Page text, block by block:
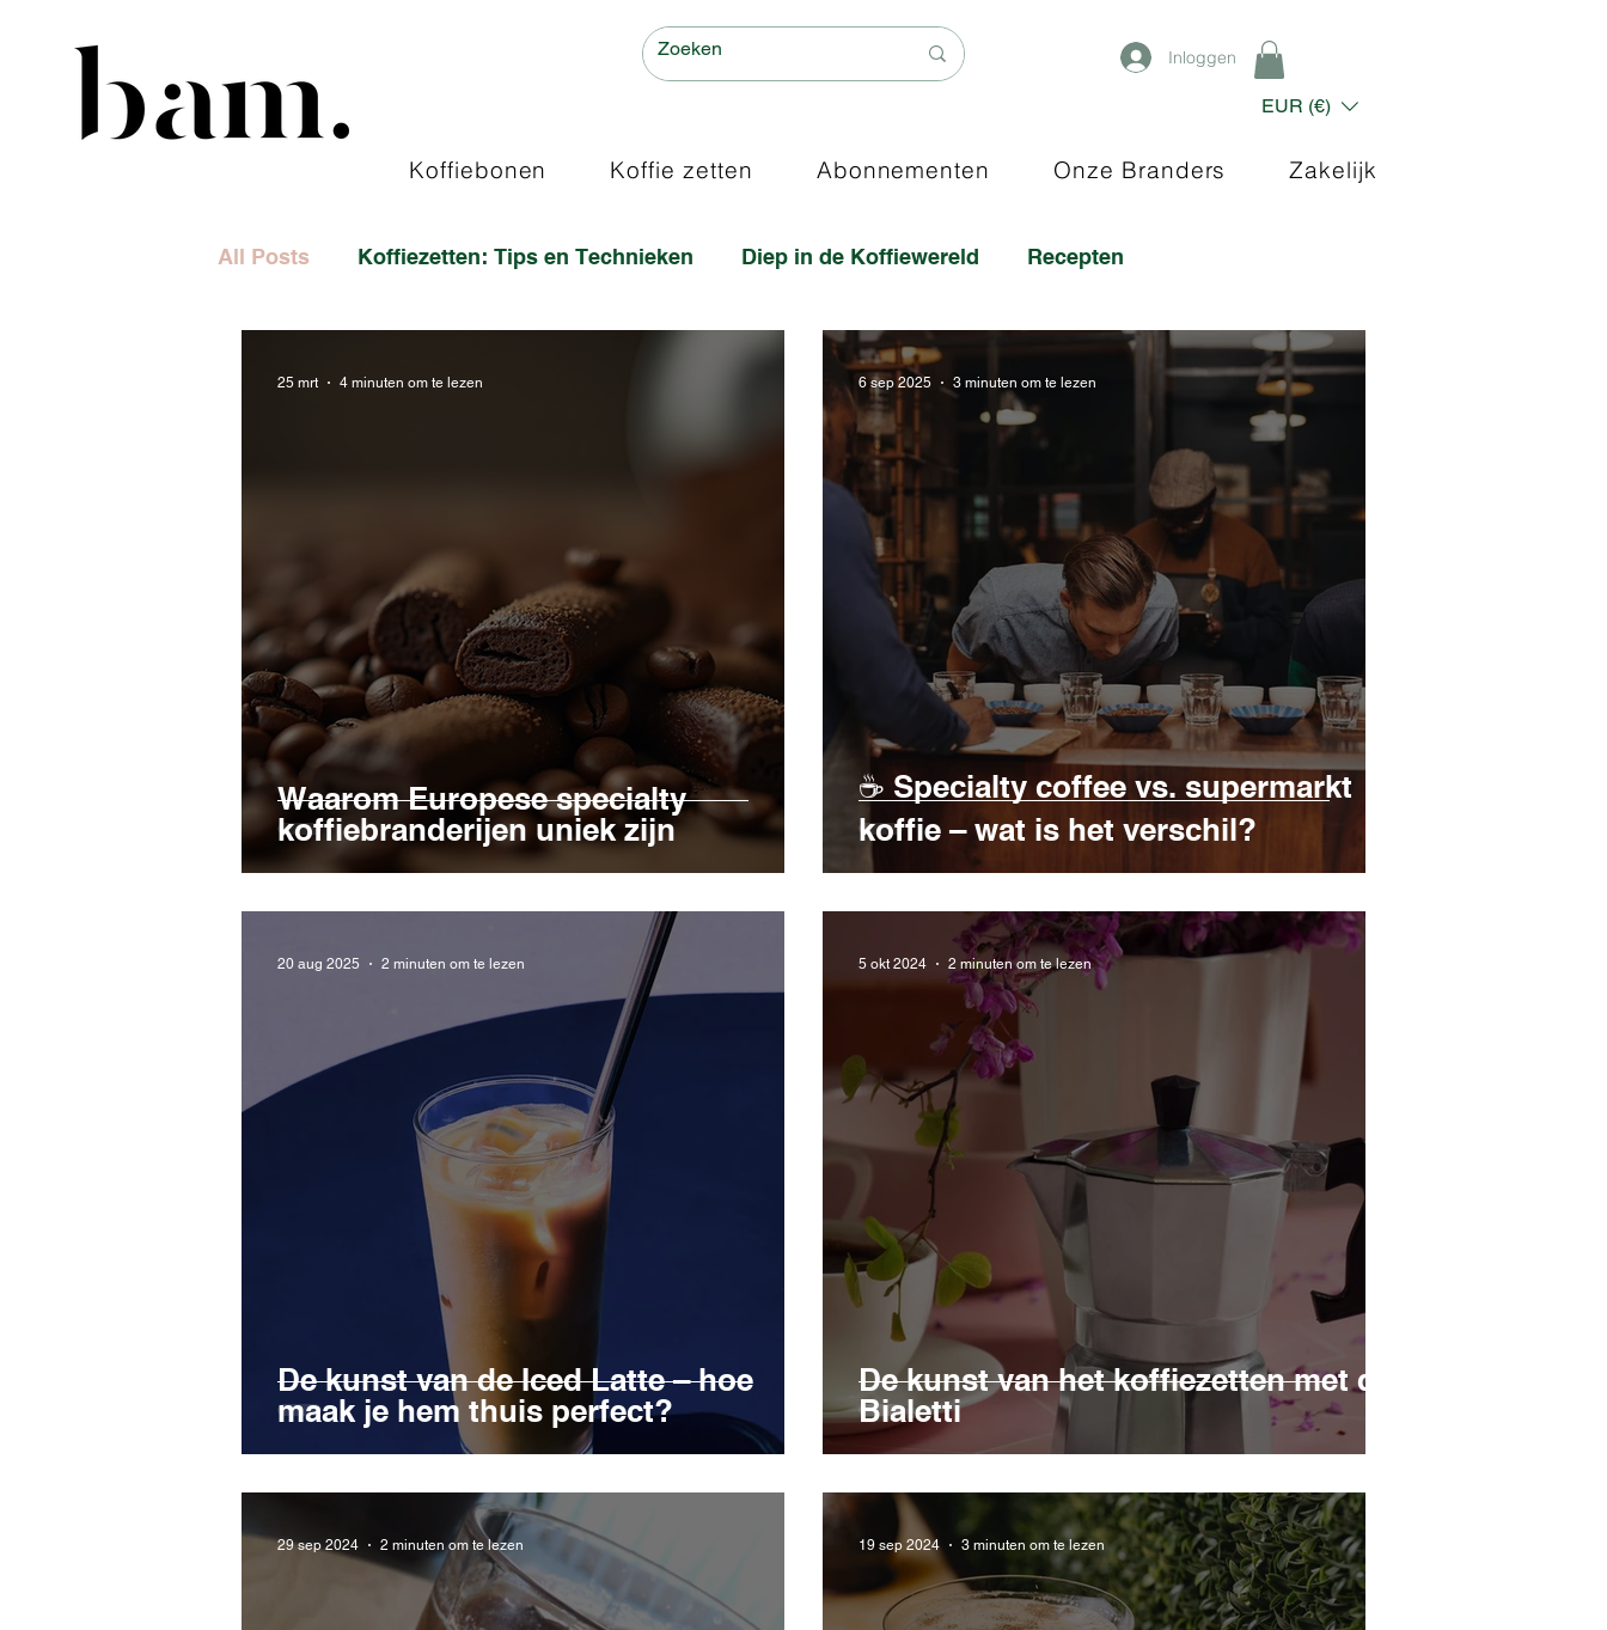
Inloggen
EUR (€)
Koffiebonen Koffie zetten Abonnementen Onze Branders Zakelijk
All Posts Koffiezetten: Tips en Technieken Diep in de Koffiewereld Recepten
Waarom Europese specialty
koffiebranderijen uniek zijn
25 mrt 4 minuten om te lezen
☕ Specialty coffee vs. supermarkt
koffie – wat is het verschil?
6 sep 2025 3 minuten om te lezen
De kunst van de Iced Latte – hoe
maak je hem thuis perfect?
20 aug 2025 2 minuten om te lezen
De kunst van het koffiezetten met de
Bialetti
5 okt 2024 2 minuten om te lezen
29 sep 2024 2 minuten om te lezen 19 sep 2024 3 minuten om te lezen